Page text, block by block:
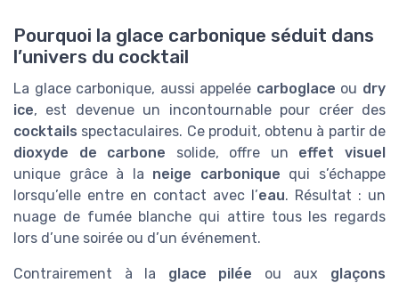
Pourquoi la glace carbonique séduit dans
l’univers du cocktail
La glace carbonique, aussi appelée carboglace ou dry
ice, est devenue un incontournable pour créer des
cocktails spectaculaires. Ce produit, obtenu à partir de
dioxyde de carbone solide, offre un effet visuel
unique grâce à la neige carbonique qui s’échappe
lorsqu’elle entre en contact avec l’eau. Résultat : un
nuage de fumée blanche qui attire tous les regards
lors d’une soirée ou d’un événement.
Contrairement à la glace pilée ou aux glaçons